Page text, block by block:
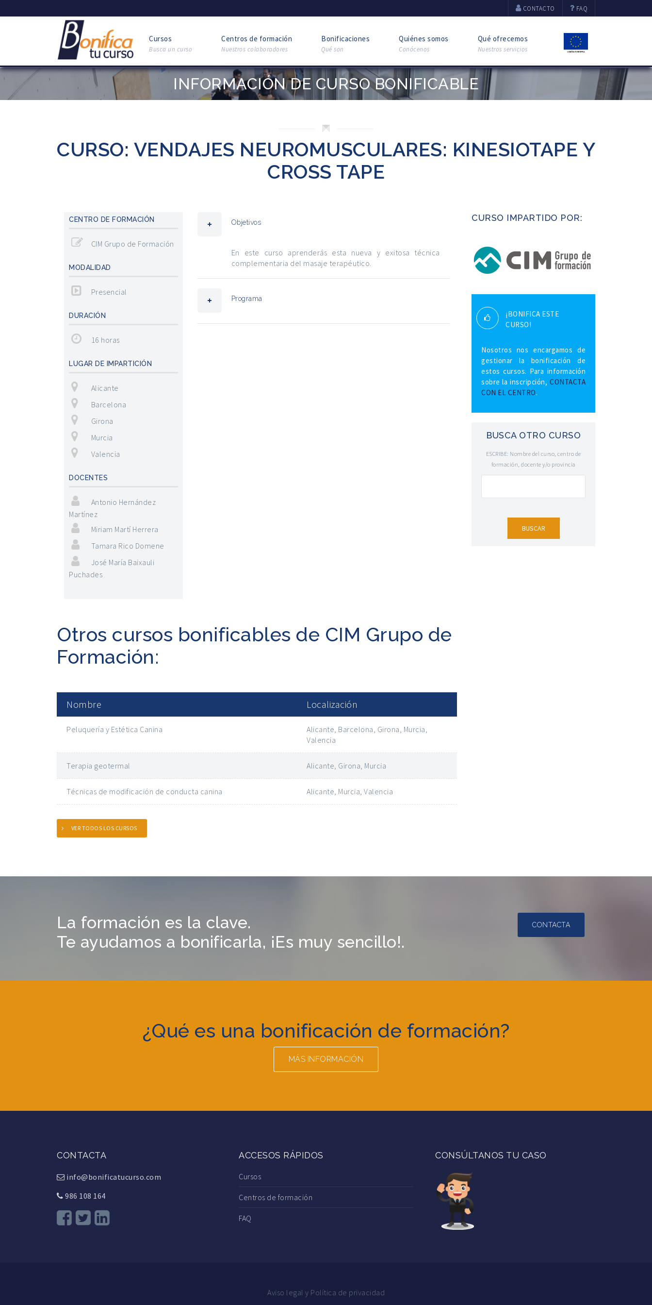
CONTACTO FAQ
Cursos
Busca un curso
Centros de formación
Nuestros colaboradores
Bonificaciones
Qué son
Quiénes somos
Conócenos
Qué ofrecemos
Nuestros servicios
INFORMACIÓN DE CURSO BONIFICABLE
CURSO: VENDAJES NEUROMUSCULARES: KINESIOTAPE Y
CROSS TAPE
CENTRO DE FORMACIÓN
CIM Grupo de Formación
MODALIDAD
Presencial
DURACIÓN
16 horas
LUGAR DE IMPARTICIÓN
Alicante
Barcelona
Girona
Murcia
Valencia
DOCENTES
Antonio Hernández
Martínez
Miriam Martí Herrera
Tamara Rico Domene
José María Baixauli
Puchades
Objetivos
En este curso aprenderás esta nueva y exitosa técnica
complementaria del masaje terapéutico.
Programa
Otros cursos bonificables de CIM Grupo de
Formación:
Nombre Localización
Peluquería y Estética Canina
Alicante, Barcelona, Girona, Murcia,
Valencia
Terapia geotermal Alicante, Girona, Murcia
Técnicas de modificación de conducta canina Alicante, Murcia, Valencia
VER TODOS LOS CURSOS
CURSO IMPARTIDO POR:
¡BONIFICA ESTE
CURSO!
Nosotros nos encargamos de
gestionar la bonificación de
estos cursos. Para información
sobre la inscripción, CONTACTA
CON EL CENTRO.
BUSCA OTRO CURSO
ESCRIBE: Nombre del curso, centro de
formación, docente y/o provincia
La formación es la clave.
Te ayudamos a bonificarla, ¡Es muy sencillo!.
CONTACTA
¿Qué es una bonificación de formación?
MÁS INFORMACIÓN
CONTACTA
info@bonificatucurso.com
986 108 164
ACCESOS RÁPIDOS
Cursos
Centros de formación
FAQ
CONSÚLTANOS TU CASO
Aviso legal y Política de privacidad